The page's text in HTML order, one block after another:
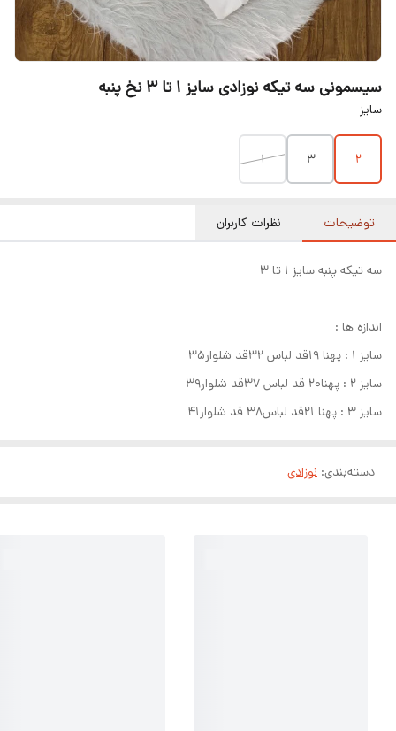
سیسمونی سه تیکه نوزادی سایز ۱ تا ۳ نخ پنبه
سایز
2
3 ۱
توضیحات نظرات کاربران
سه تیکه پنبه سایز ۱ تا ۳
اندازه ها :
سایز ۱ : پهنا ۱۹قد لباس ۳۲قد شلوار۳۵
سایز ۲ : پهنا۲۰ قد لباس ۳۷قد شلوار۳۹
سایز ۳ : پهنا ۲۱قد لباس۳۸ قد شلوار۴۱
دسته‌بندی: نوزادی